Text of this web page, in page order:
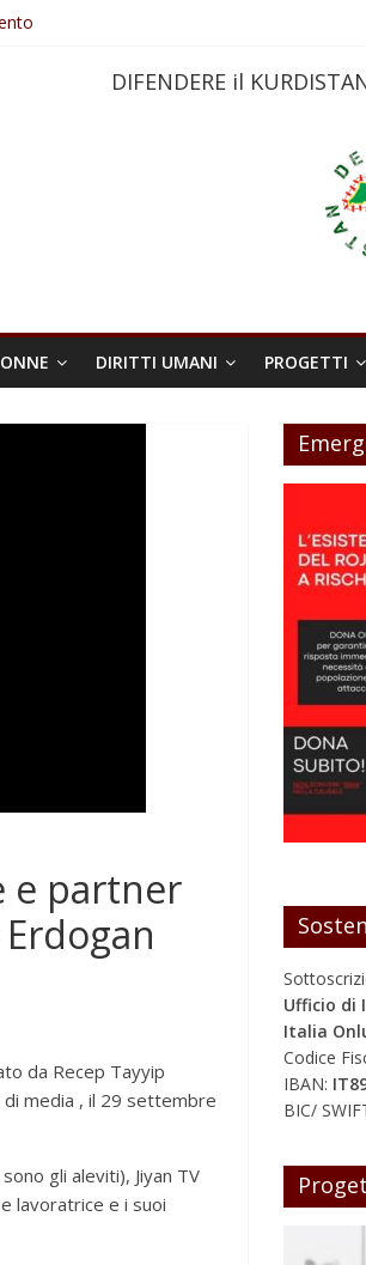
DIFENDERE il
DIRITTI UMANI PROGETTI
e partner
da Recep Tayyip
media , il 29 settembre
gli aleviti), Jiyan TV
lavoratrice e i suoi
Ufficio di
Italia
Codice
IBAN:
BIC/